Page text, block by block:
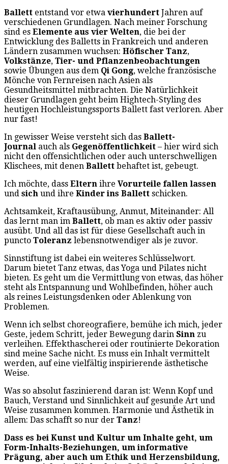
Ballett entstand vor etwa vierhundert Jahren auf
verschiedenen Grundlagen. Nach meiner Forschung
sind es Elemente aus vier Welten, die bei der
Entwicklung des Balletts in Frankreich und anderen
Ländern zusammen wuchsen: Höfischer Tanz,
Volkstänze, Tier- und Pflanzenbeobachtungen
sowie Übungen aus dem Qi Gong, welche französische
Mönche von Fernreisen nach Asien als
Gesundheitsmittel mitbrachten. Die Natürlichkeit
dieser Grundlagen geht beim Hightech-Styling des
heutigen Hochleistungssports Ballett fast verloren. Aber
nur fast!
In gewisser Weise versteht sich das Ballett-
Journal auch als Gegenöffentlichkeit – hier wird sich
nicht den offensichtlichen oder auch unterschwelligen
Klischees, mit denen Ballett behaftet ist, gebeugt.
Ich möchte, dass Eltern ihre Vorurteile fallen lassen
und sich und ihre Kinder ins Ballett schicken.
Achtsamkeit, Kraftausübung, Anmut, Miteinander: All
das lernt man im Ballett, ob man es aktiv oder passiv
ausübt. Und all das ist für diese Gesellschaft auch in
puncto Toleranz lebensnotwendiger als je zuvor.
Sinnstiftung ist dabei ein weiteres Schlüsselwort.
Darum bietet Tanz etwas, das Yoga und Pilates nicht
bieten. Es geht um die Vermittlung von etwas, das höher
steht als Entspannung und Wohlbefinden, höher auch
als reines Leistungsdenken oder Ablenkung von
Problemen.
Wenn ich selbst choreografiere, bemühe ich mich, jeder
Geste, jedem Schritt, jeder Bewegung darin Sinn zu
verleihen. Effekthascherei oder routinierte Dekoration
sind meine Sache nicht. Es muss ein Inhalt vermittelt
werden, auf eine vielfältig inspirierende ästhetische
Weise.
Was so absolut faszinierend daran ist: Wenn Kopf und
Bauch, Verstand und Sinnlichkeit auf gesunde Art und
Weise zusammen kommen. Harmonie und Ästhetik in
allem: Das schafft so nur der Tanz!
Dass es bei Kunst und Kultur um Inhalte geht, um
Form-Inhalts-Beziehungen, um informative
Prägung, aber auch um Ethik und Herzensbildung,